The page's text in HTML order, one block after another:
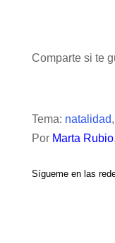
Comparte si te
Tema: natalidad,
Por Marta Rubio
Sígueme en las